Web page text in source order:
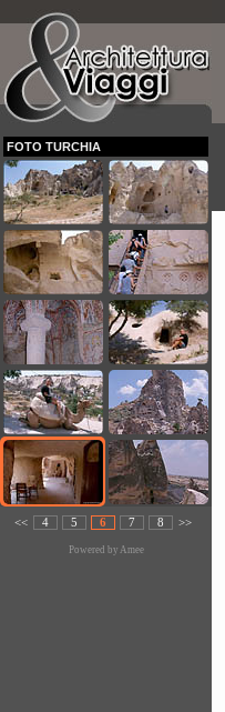
FOTO TURCHIA
<< 4 5 6 7 8 >>
Powered by Amee